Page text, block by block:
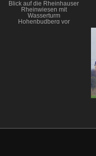
Blick auf die Rheinhauser
Rheinwiesen mit
Wasserturm
Hohenbudberg vor